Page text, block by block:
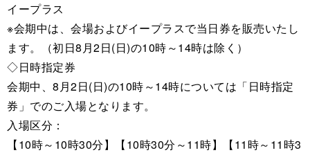
イープラス
※会期中は、会場およびイープラスで当日券を販売いたし
ます。（初日8月2日(日)の10時～14時は除く）
◇日時指定券
会期中、8月2日(日)の10時～14時については「日時指定
券」でのご入場となります。
入場区分：
【10時～10時30分】【10時30分～11時】【11時～11時3